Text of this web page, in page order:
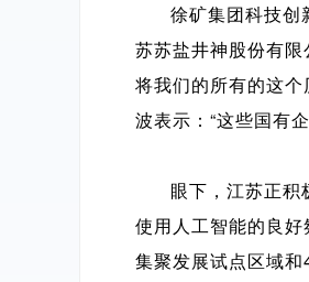
徐矿集团科技创
苏苏盐井神股份有
将我们的所有的这
波表示：“这些国有
眼下，江苏正
使用人工智能的良
集聚发展试点区域